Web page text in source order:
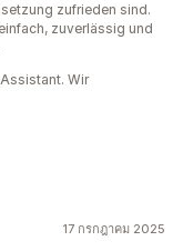
zufrieden sind.
zuverlässig und
Wir
17 กรกฎาคม 2025